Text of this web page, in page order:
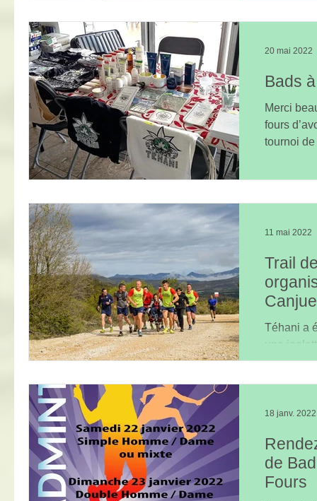
Bads
Merci
fours d’avoir
tournoi
20 mai 2022
Trail
Téhani a
une
émotion
11 mai 2022
de
Fours
18 janv. 2022